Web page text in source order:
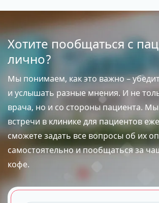
Хотите пообщаться с
лично?
Мы понимаем, как это важно –
и услышать разные мнения. И не
врача, но и со стороны пациента.
встречи в клинике для пациентов
сможете задать все вопросы об их
самостоятельно и пообщаться за
кофе.